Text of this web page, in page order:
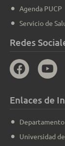
Agenda PUCP
Servicio de
Redes
Enlaces de
Universidad